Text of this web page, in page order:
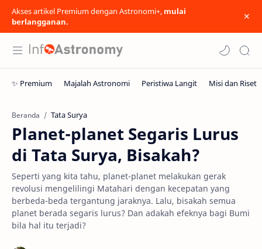
Akses artikel Premium dengan Astronomi+, mulai
berlangganan.
Beranda Tata Surya
Planet-planet Segaris Lurus
di Tata Surya, Bisakah?
Seperti yang kita tahu, planet-planet melakukan gerak
revolusi mengelilingi Matahari dengan kecepatan yang
berbeda-beda tergantung jaraknya. Lalu, bisakah semua
planet berada segaris lurus? Dan adakah efeknya bagi Bumi
bila hal itu terjadi?